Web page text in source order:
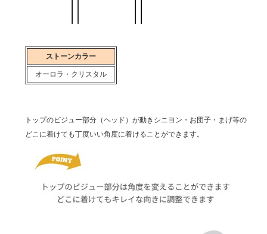
ストーンカラー
オーロラ・クリスタル
トップのビジュー部分（ヘッド）が動きシニヨン・お団子・まげ等の
どこに着けても丁度いい角度に着けることができます。